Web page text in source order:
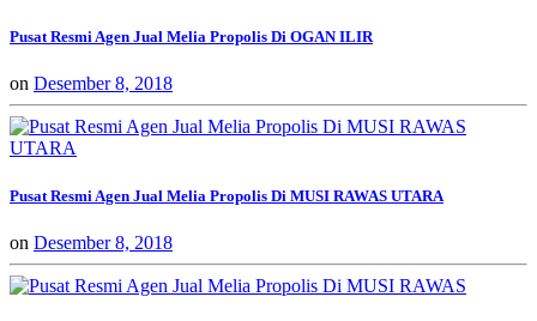
Pusat Resmi Agen Jual Melia Propolis Di OGAN ILIR
on Desember 8, 2018
Pusat Resmi Agen Jual Melia Propolis Di MUSI RAWAS UTARA
on Desember 8, 2018